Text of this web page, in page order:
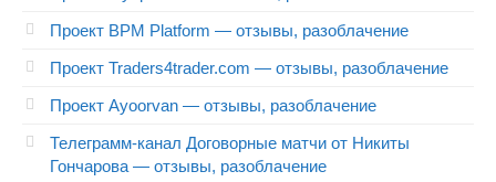
Проект BPM Platform — отзывы, разоблачение
Проект Traders4trader.com — отзывы, разоблачение
Проект Ayoorvan — отзывы, разоблачение
Телеграмм-канал Договорные матчи от Никиты
Гончарова — отзывы, разоблачение